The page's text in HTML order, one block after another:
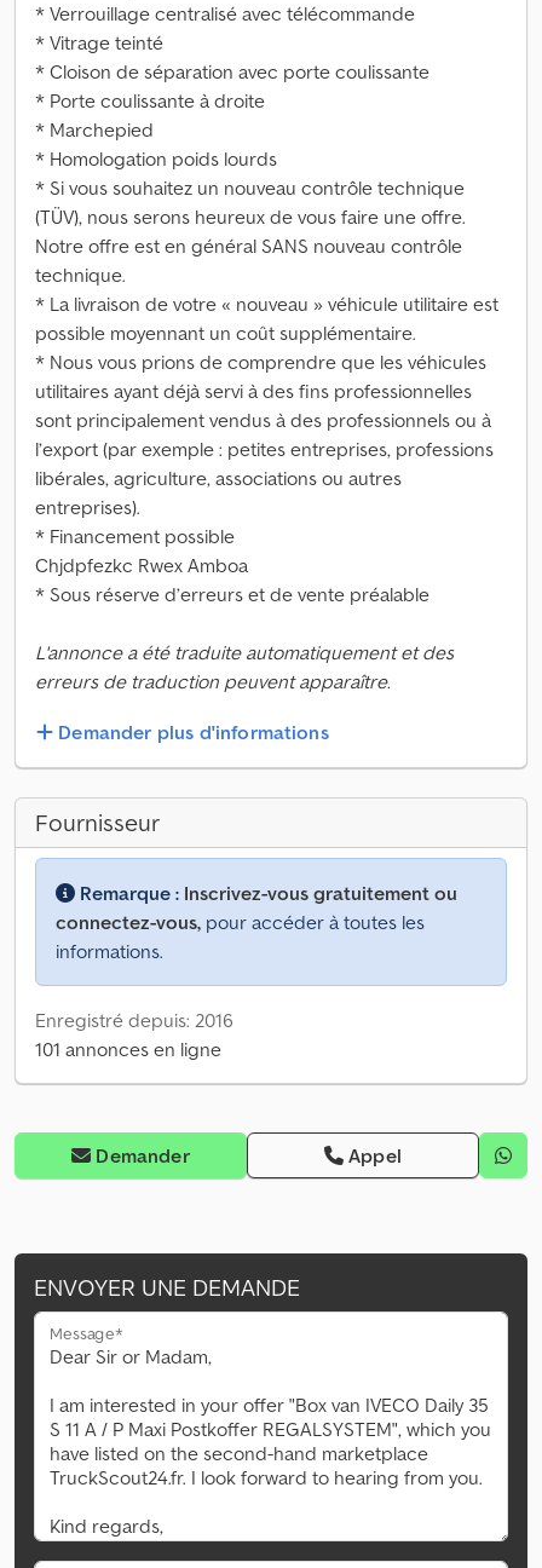
* Verrouillage centralisé avec télécommande
* Vitrage teinté
* Cloison de séparation avec porte coulissante
* Porte coulissante à droite
* Marchepied
* Homologation poids lourds
* Si vous souhaitez un nouveau contrôle technique
(TÜV), nous serons heureux de vous faire une offre.
Notre offre est en général SANS nouveau contrôle
technique.
* La livraison de votre « nouveau » véhicule utilitaire est
possible moyennant un coût supplémentaire.
* Nous vous prions de comprendre que les véhicules
utilitaires ayant déjà servi à des fins professionnelles
sont principalement vendus à des professionnels ou à
l’export (par exemple : petites entreprises, professions
libérales, agriculture, associations ou autres
entreprises).
* Financement possible
Chjdpfezkc Rwex Amboa
* Sous réserve d’erreurs et de vente préalable
L'annonce a été traduite automatiquement et des
erreurs de traduction peuvent apparaître.
Demander plus d'informations
Fournisseur
Remarque : Inscrivez-vous gratuitement ou
connectez-vous, pour accéder à toutes les
informations.
Enregistré depuis: 2016
101 annonces en ligne
Demander Appel
ENVOYER UNE DEMANDE
Message*